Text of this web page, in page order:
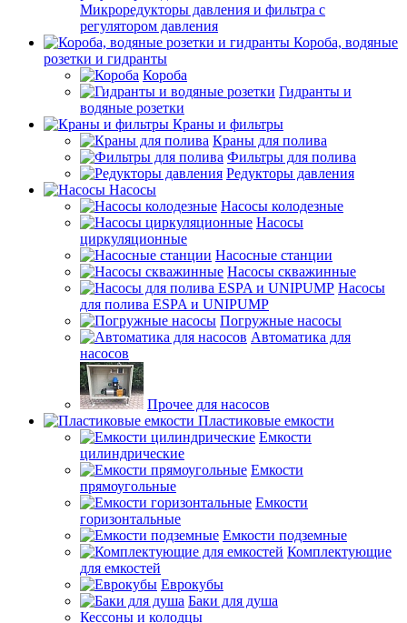
Микроредукторы давления и фильтра с
регулятором давления
Короба, водяные
розетки и гидранты
Короба
Гидранты и
водяные розетки
Краны и фильтры
Краны для полива
Фильтры для полива
Редукторы давления
Насосы
Насосы колодезные
Насосы
циркуляционные
Насосные станции
Насосы скважинные
Насосы
для полива ESPA и UNIPUMP
Погружные насосы
Автоматика для
насосов
Прочее для насосов
Пластиковые емкости
Емкости
цилиндрические
Емкости
прямоугольные
Емкости
горизонтальные
Емкости подземные
Комплектующие
для емкостей
Еврокубы
Баки для душа
Кессоны и колодцы